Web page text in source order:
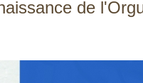
de